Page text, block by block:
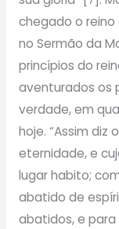
chegado o reino
no Sermão da
princípios do
aventurados os
verdade, em
hoje. “Assim diz
eternidade, e
lugar habito;
abatido de
abatidos, e